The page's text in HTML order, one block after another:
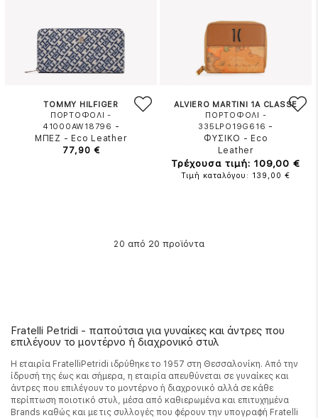
TOMMY HILFIGER
ΠΟΡΤΟΦΟΛΙ -
41000AW18796 -
ΜΠΕΖ - Eco Leather
77,90 €
ALVIERO MARTINI 1A CLASSE
ΠΟΡΤΟΦΟΛΙ -
335LPO19G616 -
ΦΥΣΙΚΟ - Eco
Leather
Τρέχουσα τιμή: 109,00 €
Τιμή καταλόγου: 139,00 €
20 από 20 προϊόντα
Fratelli Petridi - παπούτσια για γυναίκες και άντρες που
επιλέγουν το μοντέρνο ή διαχρονικό στυλ
Η εταιρία FratelliPetridi ιδρύθηκε το 1957 στη Θεσσαλονίκη. Από την
ίδρυσή της έως και σήμερα, η εταιρία απευθύνεται σε γυναίκες και
άντρες που επιλέγουν το μοντέρνο ή διαχρονικό αλλά σε κάθε
περίπτωση ποιοτικό στυλ, μέσα από καθιερωμένα και επιτυχημένα
Brands καθώς και με τις συλλογές που φέρουν την υπογραφή Fratelli